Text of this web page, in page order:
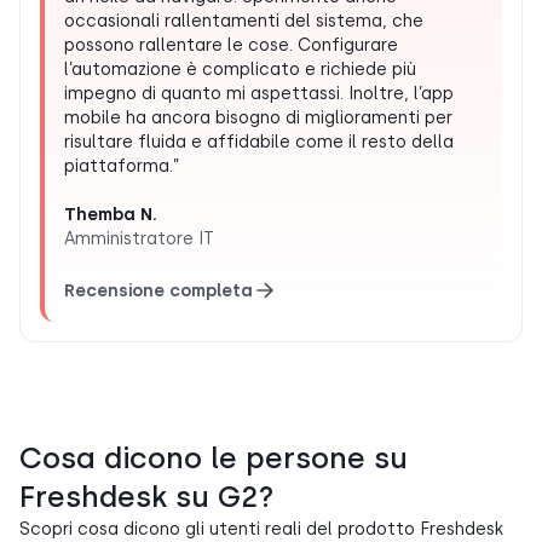
occasionali rallentamenti del sistema, che
possono rallentare le cose. Configurare
l’automazione è complicato e richiede più
impegno di quanto mi aspettassi. Inoltre, l’app
mobile ha ancora bisogno di miglioramenti per
risultare fluida e affidabile come il resto della
piattaforma.”
Themba N.
Amministratore IT
Recensione completa
Cosa dicono le persone su
Freshdesk su G2?
Scopri cosa dicono gli utenti reali del prodotto Freshdesk